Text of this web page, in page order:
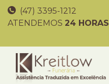
(47) 3395-1212
ATENDEMOS 24 HORAS